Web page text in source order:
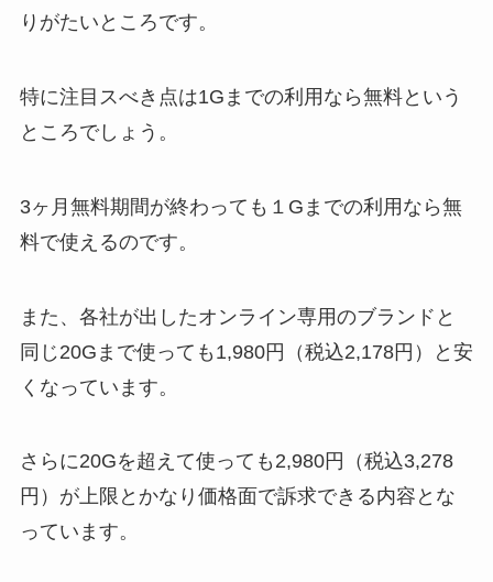
りがたいところです。
特に注目スべき点は1Gまでの利用なら無料という
ところでしょう。
3ヶ月無料期間が終わっても１Gまでの利用なら無
料で使えるのです。
また、各社が出したオンライン専用のブランドと
同じ20Gまで使っても1,980円（税込2,178円）と安
くなっています。
さらに20Gを超えて使っても2,980円（税込3,278
円）が上限とかなり価格面で訴求できる内容とな
っています。